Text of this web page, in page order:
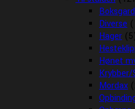
Diverse
Hager
Hønet
Krybber/
Mordax